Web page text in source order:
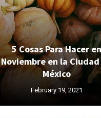
5 Cosas Para Hacer en
Noviembre en la
México
February 19, 2021